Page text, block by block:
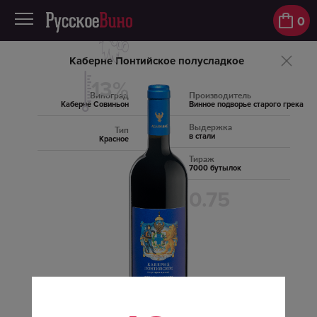
0
Каберне Понтийское полусладкое
Виноград
Каберне Совиньон
13%
Тип
Красное
Производитель
Винное подворье старого грека
Выдержка
в стали
Тираж
7000 бутылок